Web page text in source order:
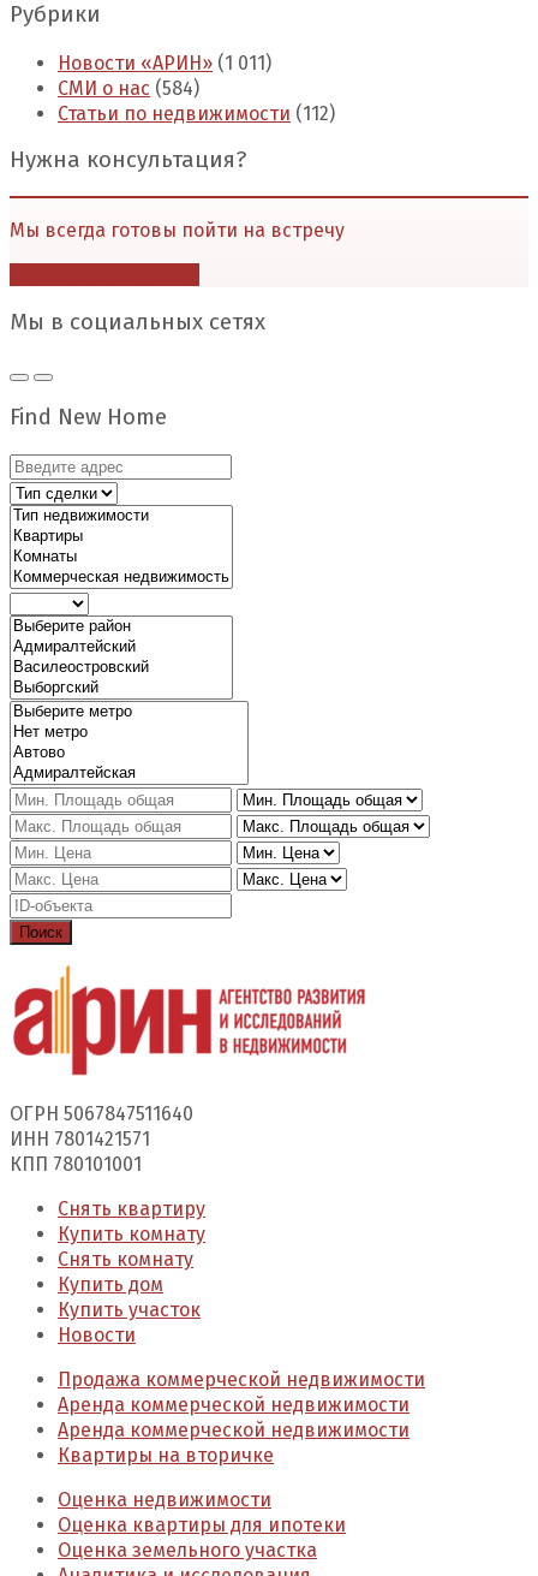
Рубрики
Новости «АРИН» (1 011)
СМИ о нас (584)
Статьи по недвижимости (112)
Нужна консультация?
Мы всегда готовы пойти на встречу
Мы в социальных сетях
Find New Home
Поиск
ОГРН 5067847511640
ИНН 7801421571
КПП 780101001
Снять квартиру
Купить комнату
Снять комнату
Купить дом
Купить участок
Новости
Продажа коммерческой недвижимости
Аренда коммерческой недвижимости
Аренда коммерческой недвижимости
Квартиры на вторичке
Оценка недвижимости
Оценка квартиры для ипотеки
Оценка земельного участка